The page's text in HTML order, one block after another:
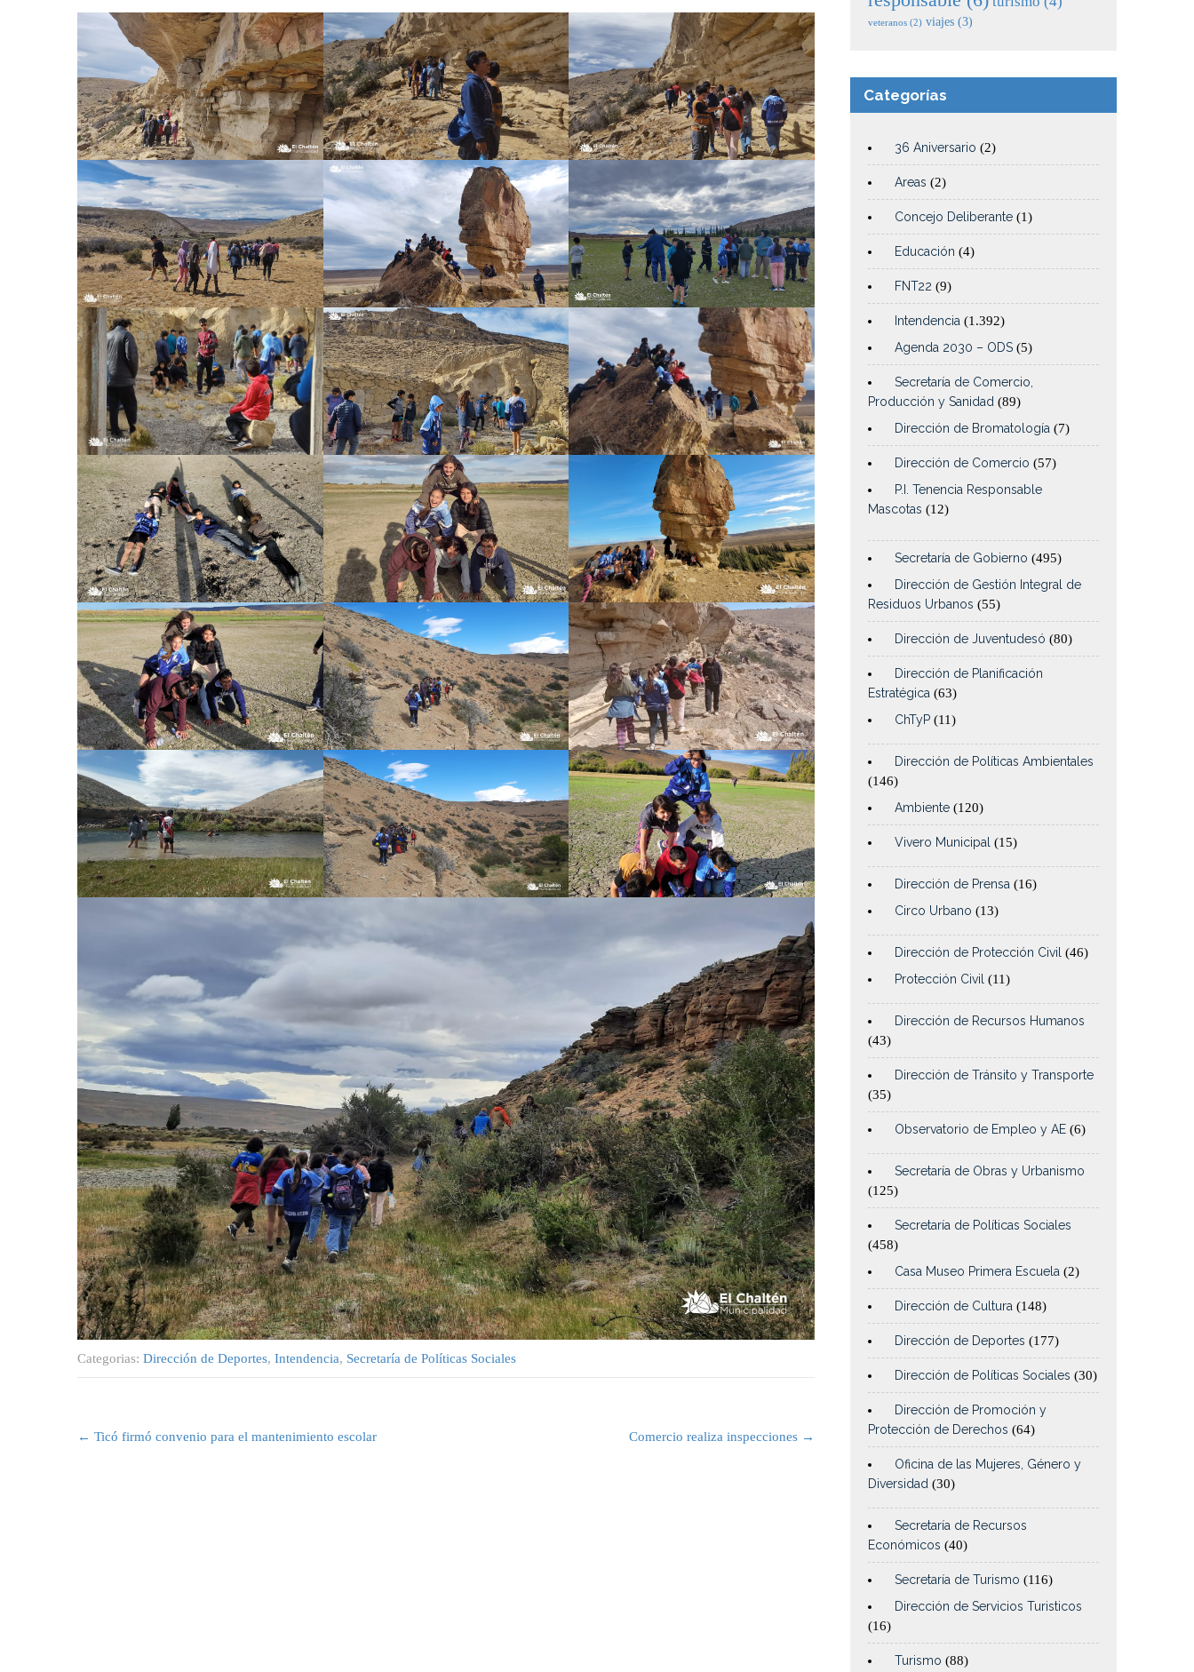
Categorias: Dirección de Deportes, Intendencia, Secretaría de Políticas Sociales
navigation
← Ticó firmó convenio para el mantenimiento escolar Comercio realiza inspecciones →
veteranos (2) viajes (3)
Categorías
36 Aniversario (2)
Areas (2)
Concejo Deliberante (1)
Educación (4)
FNT22 (9)
Intendencia (1.392)
Agenda 2030 – ODS (5)
Secretaría de Comercio,
Producción y Sanidad (89)
Dirección de Bromatología (7)
Dirección de Comercio (57)
P.I. Tenencia Responsable
Mascotas (12)
Secretaría de Gobierno (495)
Dirección de Gestión Integral de
Residuos Urbanos (55)
Dirección de Juventudesó (80)
Dirección de Planificación
Estratégica (63)
ChTyP (11)
Dirección de Políticas Ambientales
(146)
Ambiente (120)
Vivero Municipal (15)
Dirección de Prensa (16)
Circo Urbano (13)
Dirección de Protección Civil (46)
Protección Civil (11)
Dirección de Recursos Humanos
(43)
Dirección de Tránsito y Transporte
(35)
Observatorio de Empleo y AE (6)
Secretaría de Obras y Urbanismo
(125)
Secretaría de Políticas Sociales
(458)
Casa Museo Primera Escuela (2)
Dirección de Cultura (148)
Dirección de Deportes (177)
Dirección de Políticas Sociales (30)
Dirección de Promoción y
Protección de Derechos (64)
Oficina de las Mujeres, Género y
Diversidad (30)
Secretaría de Recursos
Económicos (40)
Secretaría de Turismo (116)
Dirección de Servicios Turisticos
(16)
Turismo (88)